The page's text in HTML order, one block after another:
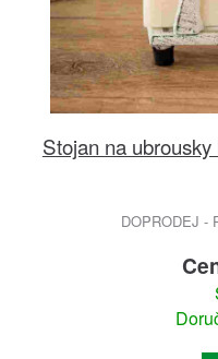
Stojan na
DOPRODEJ -